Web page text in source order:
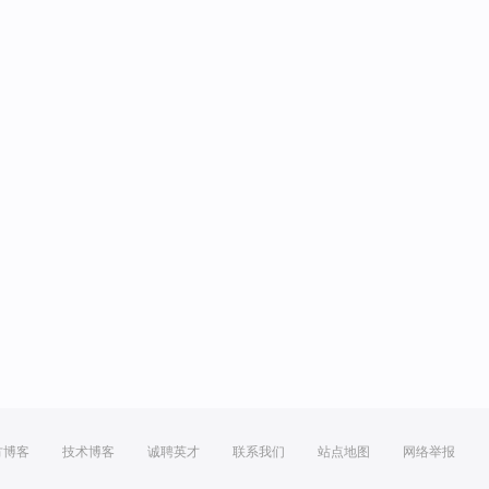
博客 技术博客 诚聘英才 联系我们 站点地图 网络举报